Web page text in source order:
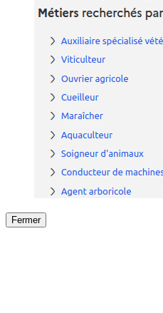
Fermer